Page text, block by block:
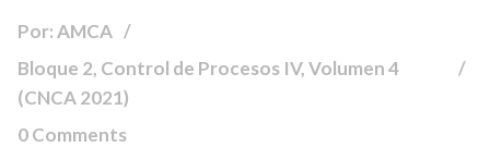
Por: AMCA
Bloque 2, Control de Procesos IV, Volumen 4
(CNCA 2021)
0 Comments